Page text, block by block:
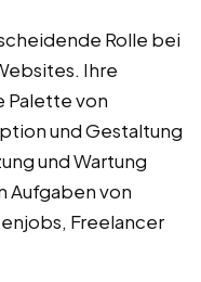
Rolle bei
Ihre
Palette von
und Gestaltung
und Wartung
Aufgaben von
Freelancer